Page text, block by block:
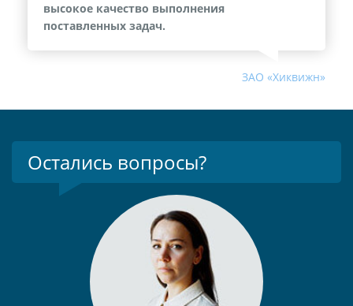
высокое качество выполнения
поставленных задач.
ЗАО «Хиквижн»
Остались вопросы?